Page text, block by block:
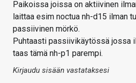
Paikoissa joissa on aktiivinen
laittaa esim noctua nh-d15 ilman
passiivinen mörkö.
Puhtaasti passiivikäytössä jossa
taas tämä nh-p1 parempi.
Kirjaudu sisään vastataksesi